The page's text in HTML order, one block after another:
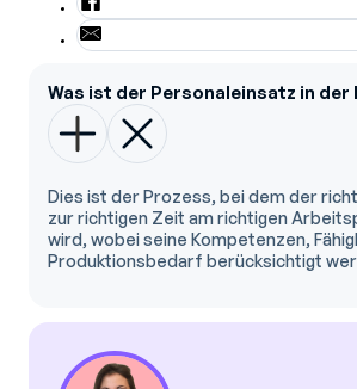
Was ist der Personaleinsatz in der
Dies ist der Prozess, bei dem der
zur richtigen Zeit am richtigen
wird, wobei seine Kompetenzen,
Produktionsbedarf berücksichtigt